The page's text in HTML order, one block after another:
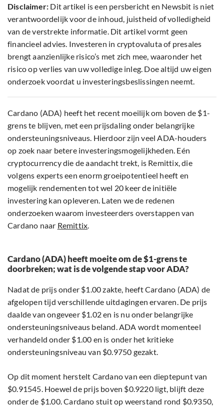
Disclaimer: Dit artikel is een persbericht en Newsbit is niet
verantwoordelijk voor de inhoud, juistheid of volledigheid
van de verstrekte informatie. Dit artikel vormt geen
financieel advies. Investeren in cryptovaluta of presales
brengt aanzienlijke risico’s met zich mee, waaronder het
risico op verlies van uw volledige inleg. Doe altijd uw eigen
onderzoek voordat u investeringsbeslissingen neemt.
Cardano (ADA) heeft het recent moeilijk om boven de $1-
grens te blijven, met een prijsdaling onder belangrijke
ondersteuningsniveaus. Hierdoor zijn veel ADA-houders
op zoek naar betere investeringsmogelijkheden. Eén
cryptocurrency die de aandacht trekt, is Remittix, die
volgens experts een enorm groeipotentieel heeft en
mogelijk rendementen tot wel 20 keer de initiële
investering kan opleveren. Laten we de redenen
onderzoeken waarom investeerders overstappen van
Cardano naar Remittix.
Cardano (ADA) heeft moeite om de $1-grens te
doorbreken; wat is de volgende stap voor ADA?
Nadat de prijs onder $1.00 zakte, heeft Cardano (ADA) de
afgelopen tijd verschillende uitdagingen ervaren. De prijs
daalde van ongeveer $1.02 en is nu onder belangrijke
ondersteuningsniveaus beland. ADA wordt momenteel
verhandeld onder $1.00 en is onder het kritieke
ondersteuningsniveau van $0.9750 gezakt.
Op dit moment herstelt Cardano van een dieptepunt van
$0.91545. Hoewel de prijs boven $0.9220 ligt, blijft deze
onder de $1.00. Cardano stuit op weerstand rond $0.9350,